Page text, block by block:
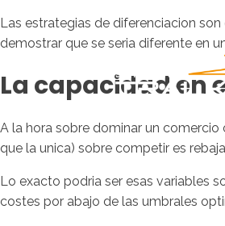
Las estrategias de diferenciacion
demostrar que se seri­a diferente en
La capacidad en
A la hora sobre dominar un
que la unica) sobre competir es
Lo exacto podri­a ser esas variables
costes por abajo de las umbrales